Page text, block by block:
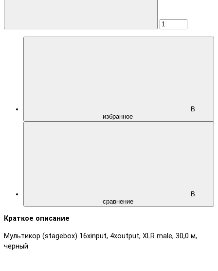
В
избранное
В
сравнение
Краткое описание
Мультикор (stagebox) 16xinput, 4xoutput, XLR male, 30,0 м,
черный